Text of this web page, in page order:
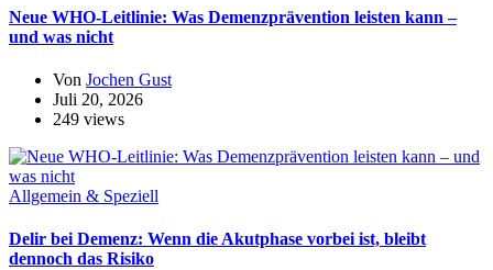
Neue WHO-Leitlinie: Was Demenzprävention leisten kann –
und was nicht
Von Jochen Gust
Juli 20, 2026
249 views
Allgemein & Speziell
Delir bei Demenz: Wenn die Akutphase vorbei ist, bleibt
dennoch das Risiko